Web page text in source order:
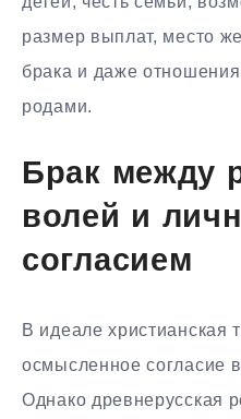
размер выплат, место
брака и даже
родами.
Брак между
волей и
согласием
В идеале христианская
осмысленное согласие
Однако древнерусская